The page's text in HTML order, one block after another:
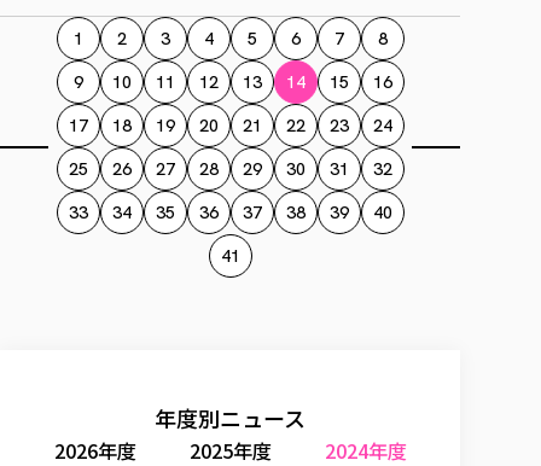
1 2 3 4 5 6 7
8
9
10 11 12 13 14 15
16
17
18 19 20 21 22 23
24
25
26 27 28 29 30 31
32
33
34 35 36 37 38 39
40
41
年度別ニュース
2026年度 2025年度
2024年度